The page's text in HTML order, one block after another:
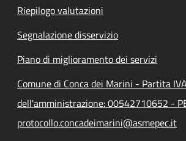
Riepilogo valutazioni
Segnalazione disservizio
Piano di miglioramento dei servizi
Comune di Conca dei Marini - Partita IVA
dell'amministrazione: 00542710652 -
protocollo.concadeimarini@asmepec.it